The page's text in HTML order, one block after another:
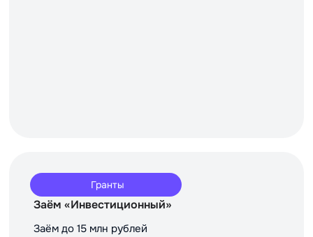
Гранты
Заём «Инвестиционный»
Заём до 15 млн рублей